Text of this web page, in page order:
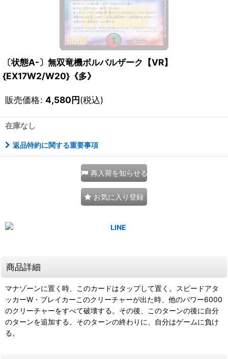
〔状態A-〕無双竜機ボルバルザーク【VR】
{EX17W2/W20}《多》
販売価格: 4,580円(税込)
在庫なし
返品特約に関する重要事項
再入荷を知らせる
お気に入り登録
商品詳細
マナゾーンに置く時、このカードはタップして置く。スピードアタ
ッカーW・ブレイカーこのクリーチャーが出た時、他のパワー6000
のクリーチャーをすべて破壊する。その後、このターンの後に自分
のターンを追加する。そのターンの終わりに、自分はゲームに負け
る。